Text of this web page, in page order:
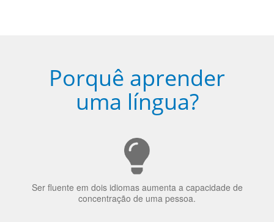
uma língua?
Ser fluente em dois idiomas aumenta a capacidade de
concentração de uma pessoa.